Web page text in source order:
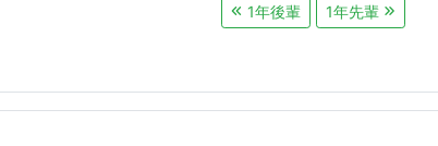
1年後輩 1年先輩